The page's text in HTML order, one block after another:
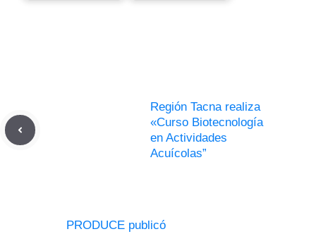
Región Tacna realiza
«Curso Biotecnología
en Actividades
Acuícolas”
PRODUCE publicó